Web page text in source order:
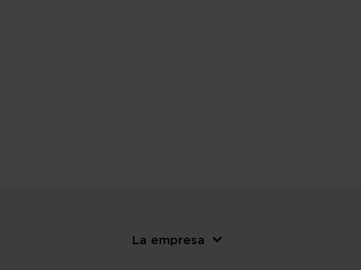
La empresa